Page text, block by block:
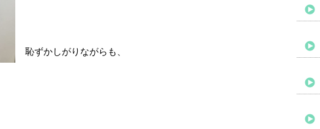
恥ずかしがりながらも、